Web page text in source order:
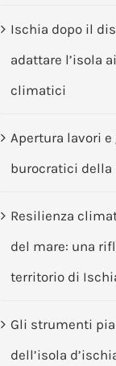
Ischia dopo il
adattare l’isola
climatici
Apertura lavori
burocratici della
Resilienza
del mare: una
territorio di
Gli strumenti
dell’isola